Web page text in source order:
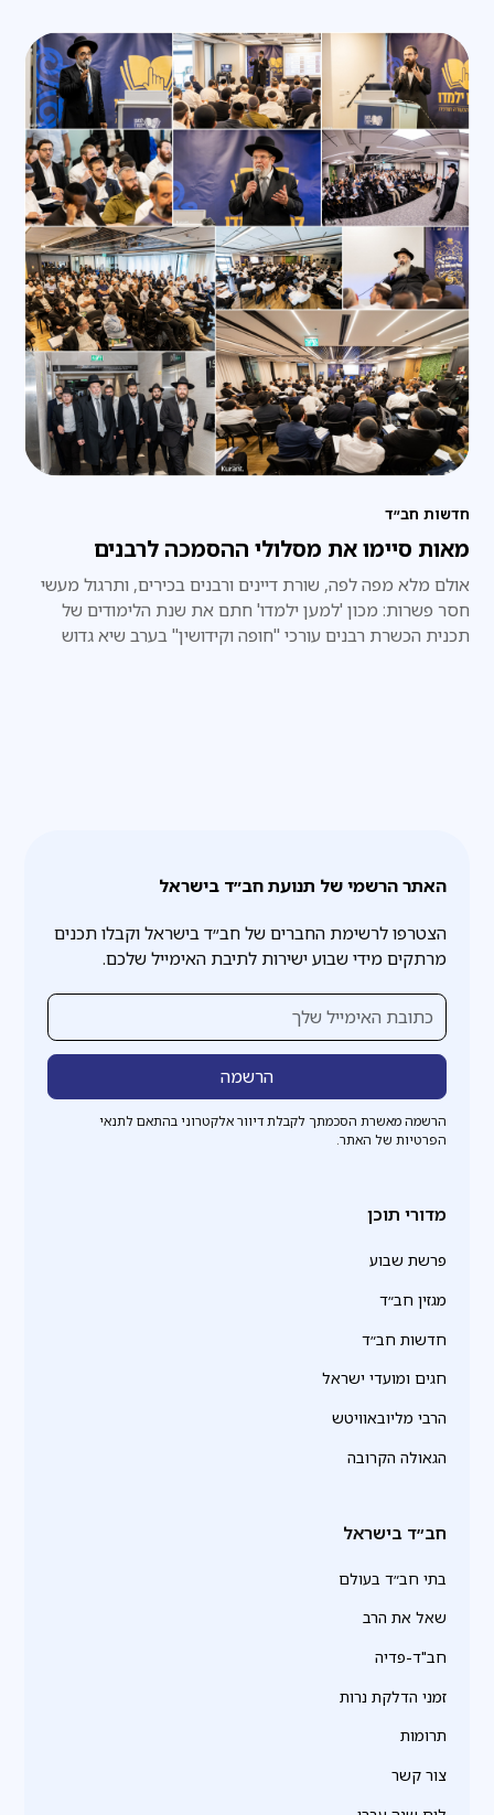
חדשות חב״ד
מאות סיימו את מסלולי ההסמכה לרבנים
אולם מלא מפה לפה, שורת דיינים ורבנים בכירים, ותרגול מעשי
חסר פשרות: מכון 'למען ילמדו' חתם את שנת הלימודים של
תכנית הכשרת רבנים עורכי "חופה וקידושין" בערב שיא גדוש
האתר הרשמי של תנועת חב״ד בישראל
הצטרפו לרשימת החברים של חב״ד בישראל וקבלו תכנים
מרתקים מידי שבוע ישירות לתיבת האימייל שלכם.
הרשמה מאשרת הסכמתך לקבלת דיוור אלקטרוני בהתאם לתנאי
הפרטיות של האתר.
מדורי תוכן
פרשת שבוע
מגזין חב״ד
חדשות חב״ד
חגים ומועדי ישראל
הרבי מליובאוויטש
הגאולה הקרובה
חב״ד בישראל
בתי חב״ד בעולם
שאל את הרב
חב"ד-פדיה
זמני הדלקת נרות
תרומות
צור קשר